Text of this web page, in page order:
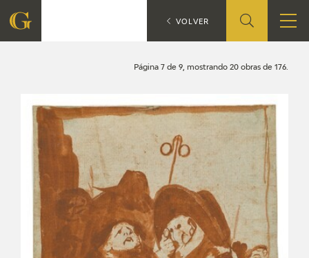
CENTRO DE INVESTIGACIÓN Y DOCUMENTACIÓN
ACCIÓN CORPORATIVA
Página 7 de 9, mostrando 20 obras de 176.
CATÁLOGO Búsqueda
VOLVER